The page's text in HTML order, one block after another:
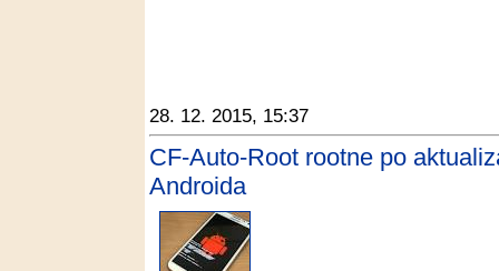
28. 12. 2015, 15:37
CF-Auto-Root rootne po
Androida